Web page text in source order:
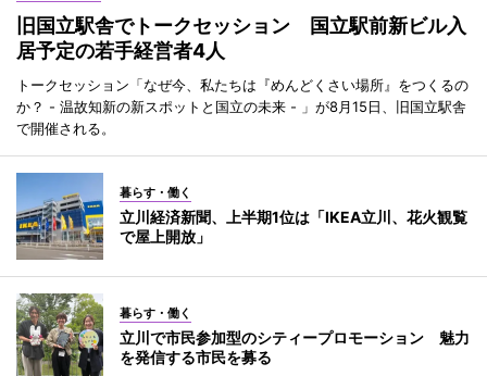
旧国立駅舎でトークセッション 国立駅前新ビル入
居予定の若手経営者4人
トークセッション「なぜ今、私たちは『めんどくさい場所』をつくるの
か？ - 温故知新の新スポットと国立の未来 - 」が8月15日、旧国立駅舎
で開催される。
暮らす・働く
立川経済新聞、上半期1位は「IKEA立川、花火観覧
で屋上開放」
暮らす・働く
立川で市民参加型のシティープロモーション 魅力
を発信する市民を募る